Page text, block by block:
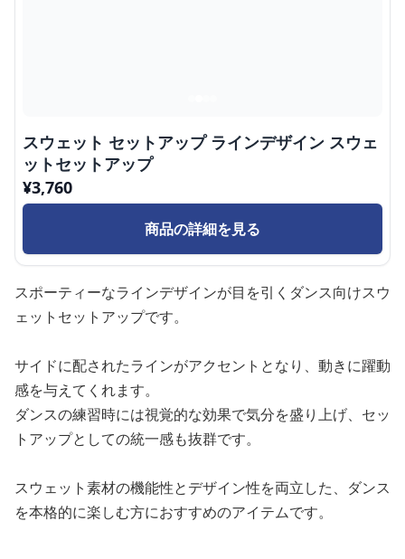
スウェット セットアップ ラインデザイン スウェ
ットセットアップ
¥3,760
商品の詳細を見る
スポーティーなラインデザインが目を引くダンス向けスウ
ェットセットアップです。
サイドに配されたラインがアクセントとなり、動きに躍動
感を与えてくれます。
ダンスの練習時には視覚的な効果で気分を盛り上げ、セッ
トアップとしての統一感も抜群です。
スウェット素材の機能性とデザイン性を両立した、ダンス
を本格的に楽しむ方におすすめのアイテムです。